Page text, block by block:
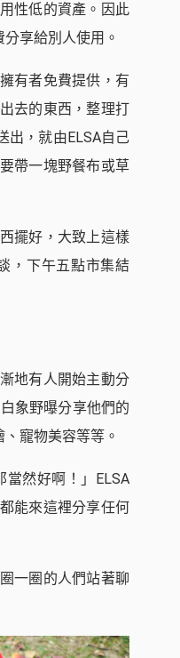
性低的資產。因此
享給別人使用。
有者免費提供，有
去的東西，整理打
出，就由ELSA自己
帶一塊野餐布或草
擺好，大致上這樣
，下午五點市集結
地有人開始主動分
象野曝分享他們的
寵物美容等等。
當然好啊！」ELSA
能來這裡分享任何
一圈的人們站著聊